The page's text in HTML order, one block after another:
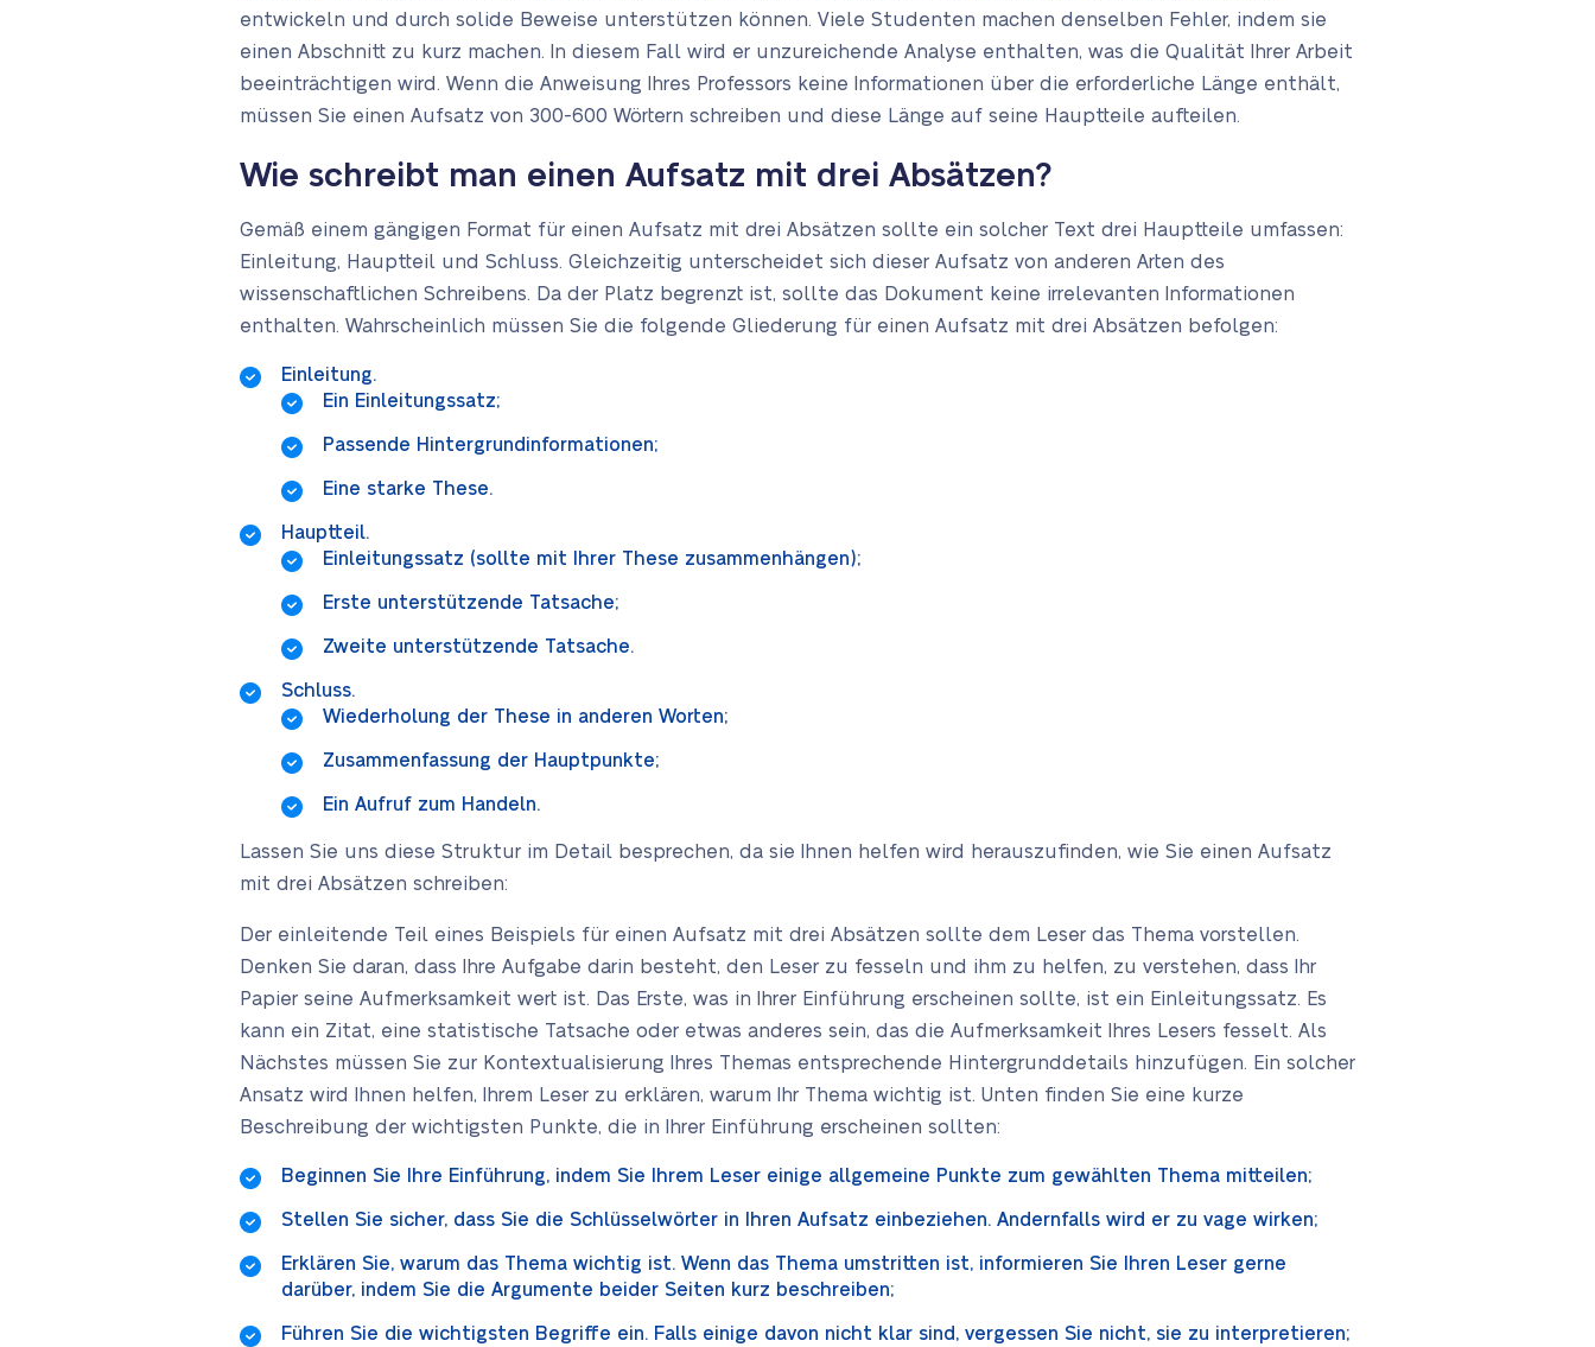
entwickeln und durch solide Beweise unterstützen können. Viele Studenten machen denselben Fehler, indem sie
einen Abschnitt zu kurz machen. In diesem Fall wird er unzureichende Analyse enthalten, was die Qualität Ihrer Arbeit
beeinträchtigen wird. Wenn die Anweisung Ihres Professors keine Informationen über die erforderliche Länge enthält,
müssen Sie einen Aufsatz von 300-600 Wörtern schreiben und diese Länge auf seine Hauptteile aufteilen.
Wie schreibt man einen Aufsatz mit drei Absätzen?
Gemäß einem gängigen Format für einen Aufsatz mit drei Absätzen sollte ein solcher Text drei Hauptteile umfassen:
Einleitung, Hauptteil und Schluss. Gleichzeitig unterscheidet sich dieser Aufsatz von anderen Arten des
wissenschaftlichen Schreibens. Da der Platz begrenzt ist, sollte das Dokument keine irrelevanten Informationen
enthalten. Wahrscheinlich müssen Sie die folgende Gliederung für einen Aufsatz mit drei Absätzen befolgen:
Einleitung.
Ein Einleitungssatz;
Passende Hintergrundinformationen;
Eine starke These.
Hauptteil.
Einleitungssatz (sollte mit Ihrer These zusammenhängen);
Erste unterstützende Tatsache;
Zweite unterstützende Tatsache.
Schluss.
Wiederholung der These in anderen Worten;
Zusammenfassung der Hauptpunkte;
Ein Aufruf zum Handeln.
Lassen Sie uns diese Struktur im Detail besprechen, da sie Ihnen helfen wird herauszufinden, wie Sie einen Aufsatz
mit drei Absätzen schreiben:
Der einleitende Teil eines Beispiels für einen Aufsatz mit drei Absätzen sollte dem Leser das Thema vorstellen.
Denken Sie daran, dass Ihre Aufgabe darin besteht, den Leser zu fesseln und ihm zu helfen, zu verstehen, dass Ihr
Papier seine Aufmerksamkeit wert ist. Das Erste, was in Ihrer Einführung erscheinen sollte, ist ein Einleitungssatz. Es
kann ein Zitat, eine statistische Tatsache oder etwas anderes sein, das die Aufmerksamkeit Ihres Lesers fesselt. Als
Nächstes müssen Sie zur Kontextualisierung Ihres Themas entsprechende Hintergrunddetails hinzufügen. Ein solcher
Ansatz wird Ihnen helfen, Ihrem Leser zu erklären, warum Ihr Thema wichtig ist. Unten finden Sie eine kurze
Beschreibung der wichtigsten Punkte, die in Ihrer Einführung erscheinen sollten:
Beginnen Sie Ihre Einführung, indem Sie Ihrem Leser einige allgemeine Punkte zum gewählten Thema mitteilen;
Stellen Sie sicher, dass Sie die Schlüsselwörter in Ihren Aufsatz einbeziehen. Andernfalls wird er zu vage wirken;
Erklären Sie, warum das Thema wichtig ist. Wenn das Thema umstritten ist, informieren Sie Ihren Leser gerne
darüber, indem Sie die Argumente beider Seiten kurz beschreiben;
Führen Sie die wichtigsten Begriffe ein. Falls einige davon nicht klar sind, vergessen Sie nicht, sie zu interpretieren;